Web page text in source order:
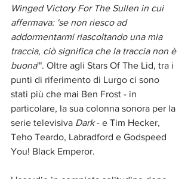
Winged Victory For The Sullen in cui
affermava: 'se non riesco ad
addormentarmi riascoltando una mia
traccia, ciò significa che la traccia non è
buona'". Oltre agli Stars Of The Lid, tra i
punti di riferimento di Lurgo ci sono
stati più che mai Ben Frost - in
particolare, la sua colonna sonora per la
serie televisiva Dark - e Tim Hecker,
Teho Teardo, Labradford e Godspeed
You! Black Emperor.